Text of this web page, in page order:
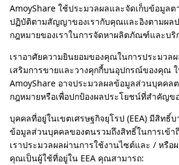
AmoyShare ใช้ประมวลผลและจัดเก็บข้อมูลต
ปฏิบัติตามสัญญาของเรากับคุณและอิงตามผล
กฎหมายของเราในการจัดหาผลิตภัณฑ์และบริ
เราอาศัยความยินยอมของคุณในการประมวล
เสริมการขายและวางคุกกี้บนอุปกรณ์ของคุณ
AmoyShare อาจประมวลผลข้อมูลส่วนบุคคล
กฎหมายหรือเพื่อปกป้องผลประโยชน์ที่สำคัญ
บุคคลที่อยู่ในเขตเศรษฐกิจยุโรป (EEA) มีสิทธิ์
ข้อมูลส่วนบุคคลของตนรวมถึงสิทธิ์ในการเข้
เราประมวลผลผ่านการใช้งานไซต์และ / หรื
คุณเป็นผู้ใช้ที่อยู่ใน EEA คุณสามารถ: